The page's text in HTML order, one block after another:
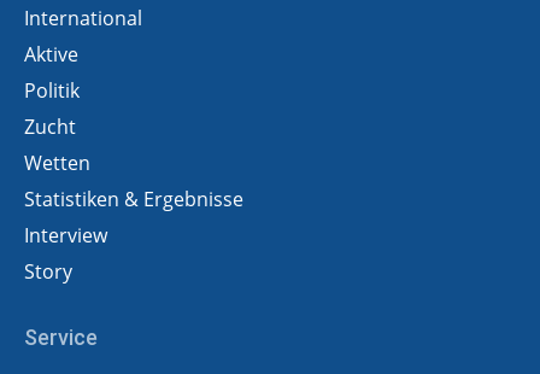
International
Aktive
Politik
Zucht
Wetten
Statistiken & Ergebnisse
Interview
Story
Service